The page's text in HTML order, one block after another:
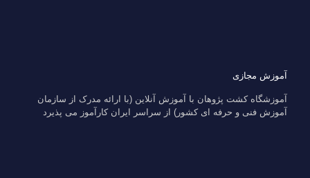
آموزش مجازی
آموزشگاه کشت پژوهان با آموزش آنلاین (با ارائه مدرک از سازمان
آموزش فنی و حرفه ای کشور) از سراسر ایران کارآموز می پذیرد